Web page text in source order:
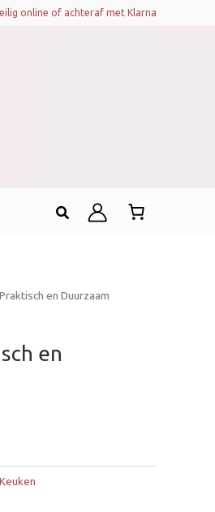
online of achteraf met Klarna
Zoeken
en Duurzaam
en
Keuken